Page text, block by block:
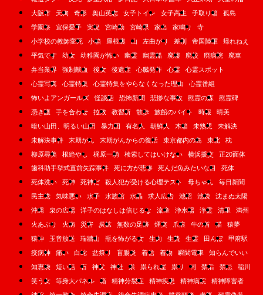
大阪市
天狗 奇形 奥山英志 女子トイレ 女子高生 子取り箱
孤島
学園祭
宜保愛子 実況 宮崎勤 宮崎県 家出 家鳴り
寺
小学校の教師変死
小箱 屋根裏 山 左曲がり 差別 帝国陸軍
帰れねえ
平気です
幼女 幼稚園が怖い 幽霊 幽霊船 廃墟 廃校 廃病院
廃車
弁当業界
強制献血 後女 後遺症 心臓発作 心霊
心霊スポット
心霊写真
心霊特集 心霊特集をやらなくなった理由
心霊番組
怖いよアンガールズ
怪談話 恐怖新聞 悲惨な事故 慰霊の森
慰霊碑
憑き護
手を合わせ 拉致 教習所 散歩 旅館のバイト 時報
晴美
暗い山田、明るい山田
暴力団 有名人 朝鮮人 木箱 未熟児
未解決
未解決事件
末期がん 末期がんからの復活 東京都内の島 東北
枕
柳原尋美
根絶やし 梶原一騎 検索してはいけない 横浜援交
正20面体
歯科助手挙式直前失踪事件
死に方が悲惨 死んだ魚みたいな目
死体
死体洗い
死神 死神だ 殺人犯が受ける心理テスト 母ちゃん
毎日新聞
民主党
気味悪い 水子 水族館 水晶 求人広告 池沼 池袋
沈まぬ太陽
沖縄
泉の広場 洋子のはなしは信じるな 流産 浄水場 浄霊 清里
満州
火あぶり
火病 災害 炭鉱 無数の足跡 煙突 爪痕 牛の首 猫
猿夢
猿神
玉音放送 瑞牆山 瓶を怖がる女 生肉 生贄 生霊 田んぼ
甲府駅
疫病神
痛い 白蛇 盆祭り 盲腸炎 着信 着物 瞬間電車
知らんでいい
知恵袋
短い話 石 神父 神社 祟 祟られ屋 祟り 祠 禁后 禁忌
稲川
笑う女
等身大パネル 箱 精神分裂症 精神疾患 精神病院
精神障害者